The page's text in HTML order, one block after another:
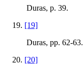
Duras, p. 39.
[19]
Duras, pp. 62-63.
[20]